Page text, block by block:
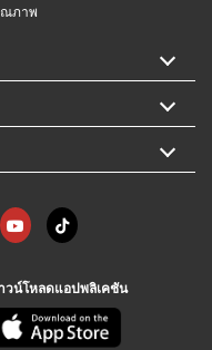
ภาพ
วน์โหลดแอปพลิเคชัน